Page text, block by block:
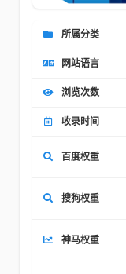
所属分类
网站语言
浏览次数
收录时间
百度权重
搜狗权重
神马权重